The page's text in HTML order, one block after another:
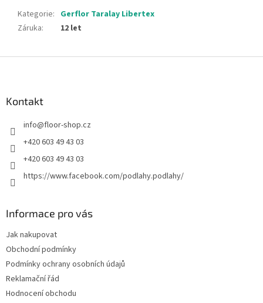
Kategorie: Gerflor Taralay Libertex
Záruka: 12 let
Kontakt
info@floor-shop.cz
+420 603 49 43 03
+420 603 49 43 03
https://www.facebook.com/podlahy.podlahy/
Informace pro vás
Jak nakupovat
Obchodní podmínky
Podmínky ochrany osobních údajů
Reklamační řád
Hodnocení obchodu